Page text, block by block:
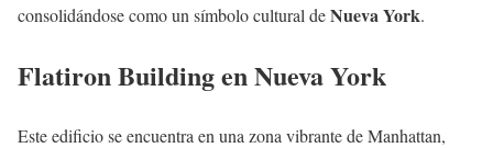
consolidándose como un símbolo cultural deNueva York.
Flatiron Building en Nueva York
Este edificio se encuentra en una zona vibrante de Manhattan,